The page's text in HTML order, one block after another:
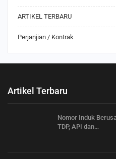
ARTIKEL TERBARU
Perjanjian / Kontrak
Artikel Terbaru
Nomor Induk
TDP, API dan…